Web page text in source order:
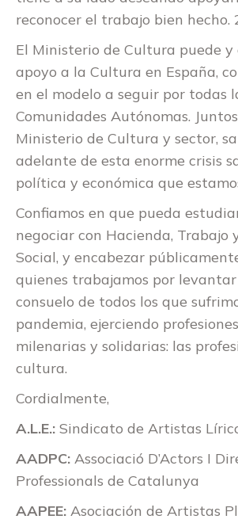
reconocer el trabajo bien hecho.
El Ministerio de Cultura puede y
apoyo a la Cultura en España,
en el modelo a seguir por todas
Comunidades Autónomas.
Ministerio de Cultura y sector,
adelante de esta enorme crisis
política y económica que
Confiamos en que pueda
negociar con Hacienda, Trabajo
Social, y encabezar
quienes trabajamos por
consuelo de todos los que
pandemia, ejerciendo
milenarias y solidarias: las
cultura.
Cordialmente,
A.L.E.: Sindicato de Artistas
AADPC: Associació D’Actors I
Professionals de Catalunya
AAPEE: Asociación de Artistas